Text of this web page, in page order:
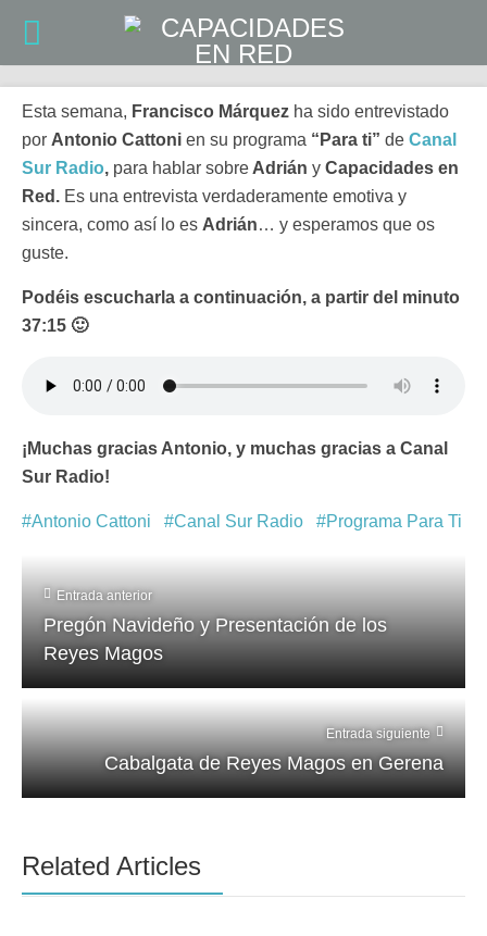
Esta semana, Francisco Márquez ha sido entrevistado
por Antonio Cattoni en su programa “Para ti” de Canal
Sur Radio, para hablar sobre Adrián y Capacidades en
Red. Es una entrevista verdaderamente emotiva y
sincera, como así lo es Adrián… y esperamos que os
guste.
Podéis escucharla a continuación, a partir del minuto
37:15 🙂
¡Muchas gracias Antonio, y muchas gracias a Canal
Sur Radio!
Antonio Cattoni Canal Sur Radio Programa Para Ti
Entrada anterior
Pregón Navideño y Presentación de los
Reyes Magos
Entrada siguiente
Cabalgata de Reyes Magos en Gerena
Related Articles